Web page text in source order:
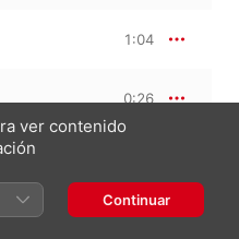
1:04
0:26
2:35
ver contenido
Continuar